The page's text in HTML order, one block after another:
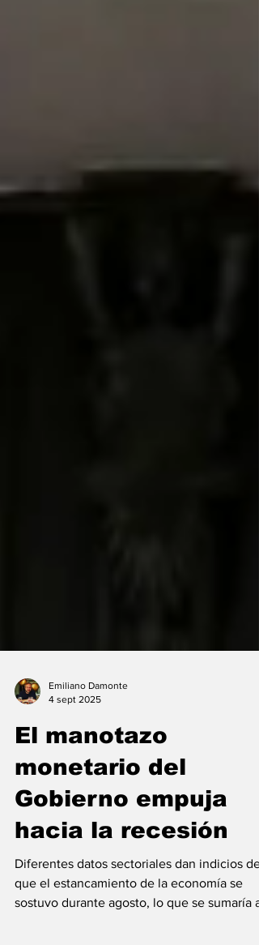
Emiliano Damonte
El manotazo
monetario del
Gobierno empuja
Diferentes datos sectoriales dan indicios de
que el estancamiento de la economía se